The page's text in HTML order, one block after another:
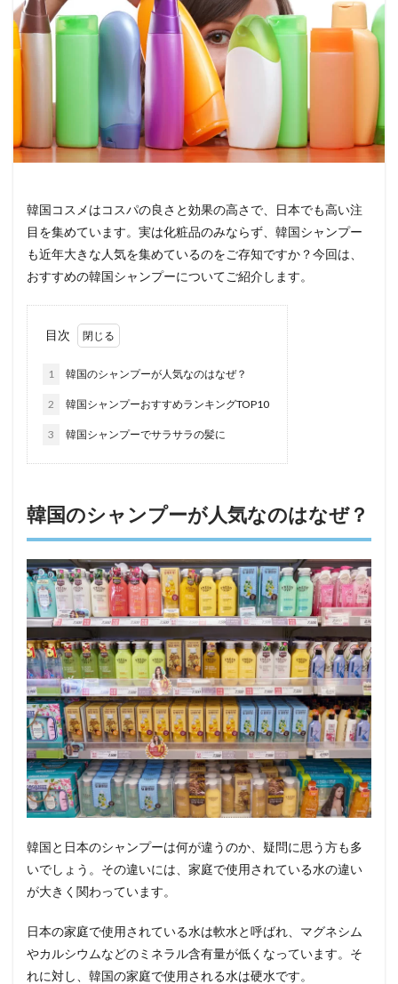
韓国コスメはコスパの良さと効果の高さで、日本でも高い注
目を集めています。実は化粧品のみならず、韓国シャンプー
も近年大きな人気を集めているのをご存知ですか？今回は、
おすすめの韓国シャンプーについてご紹介します。
目次
1 韓国のシャンプーが人気なのはなぜ？
2 韓国シャンプーおすすめランキングTOP10
3 韓国シャンプーでサラサラの髪に
韓国のシャンプーが人気なのはなぜ？
韓国と日本のシャンプーは何が違うのか、疑問に思う方も多
いでしょう。その違いには、家庭で使用されている水の違い
が大きく関わっています。
日本の家庭で使用されている水は軟水と呼ばれ、マグネシム
やカルシウムなどのミネラル含有量が低くなっています。そ
れに対し、韓国の家庭で使用される水は硬水です。